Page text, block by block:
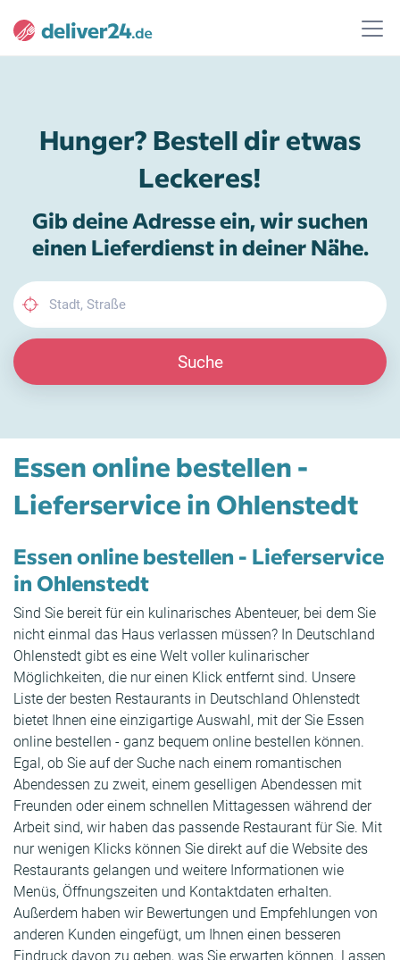
Hunger? Bestell dir etwas
Leckeres!
Gib deine Adresse ein, wir suchen
einen Lieferdienst in deiner Nähe.
Suche
Essen online bestellen -
Lieferservice in Ohlenstedt
Essen online bestellen - Lieferservice
in Ohlenstedt
Sind Sie bereit für ein kulinarisches Abenteuer, bei dem Sie
nicht einmal das Haus verlassen müssen? In Deutschland
Ohlenstedt gibt es eine Welt voller kulinarischer
Möglichkeiten, die nur einen Klick entfernt sind. Unsere
Liste der besten Restaurants in Deutschland Ohlenstedt
bietet Ihnen eine einzigartige Auswahl, mit der Sie Essen
online bestellen - ganz bequem online bestellen können.
Egal, ob Sie auf der Suche nach einem romantischen
Abendessen zu zweit, einem geselligen Abendessen mit
Freunden oder einem schnellen Mittagessen während der
Arbeit sind, wir haben das passende Restaurant für Sie. Mit
nur wenigen Klicks können Sie direkt auf die Website des
Restaurants gelangen und weitere Informationen wie
Menüs, Öffnungszeiten und Kontaktdaten erhalten.
Außerdem haben wir Bewertungen und Empfehlungen von
anderen Kunden eingefügt, um Ihnen einen besseren
Eindruck davon zu geben, was Sie erwarten können. Lassen